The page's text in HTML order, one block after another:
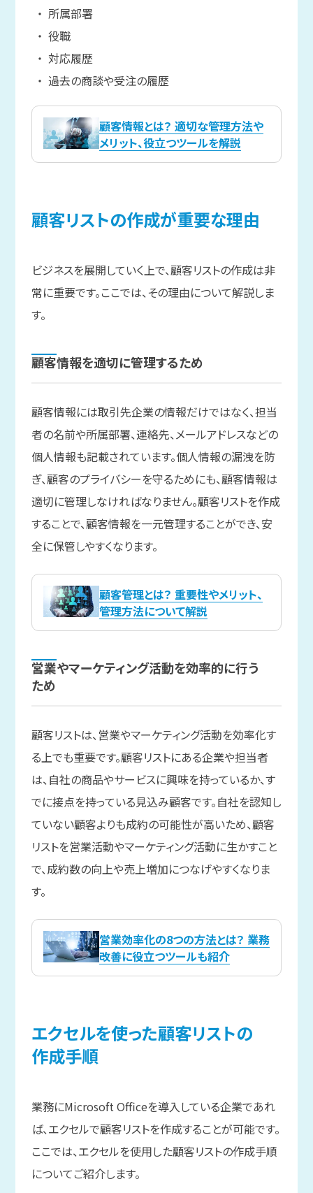
所属部署
役職
対応履歴
過去の商談や受注の履歴
顧客情報とは？ 適切な管理方法や
メリット、役立つツールを解説
顧客リストの作成が重要な理由
ビジネスを展開していく上で、顧客リストの作成は非
常に重要です。ここでは、その理由について解説しま
す。
顧客情報を適切に管理するため
顧客情報には取引先企業の情報だけではなく、担当
者の名前や所属部署、連絡先、メールアドレスなどの
個人情報も記載されています。個人情報の漏洩を防
ぎ、顧客のプライバシーを守るためにも、顧客情報は
適切に管理しなければなりません。顧客リストを作成
することで、顧客情報を一元管理することができ、安
全に保管しやすくなります。
顧客管理とは？ 重要性やメリット、
管理方法について解説
営業やマーケティング活動を効率的に行う
ため
顧客リストは、営業やマーケティング活動を効率化す
る上でも重要です。顧客リストにある企業や担当者
は、自社の商品やサービスに興味を持っているか、す
でに接点を持っている見込み顧客です。自社を認知し
ていない顧客よりも成約の可能性が高いため、顧客
リストを営業活動やマーケティング活動に生かすこと
で、成約数の向上や売上増加につなげやすくなりま
す。
営業効率化の8つの方法とは？ 業務
改善に役立つツールも紹介
エクセルを使った顧客リストの
作成手順
業務にMicrosoft Officeを導入している企業であれ
ば、エクセルで顧客リストを作成することが可能です。
ここでは、エクセルを使用した顧客リストの作成手順
についてご紹介します。